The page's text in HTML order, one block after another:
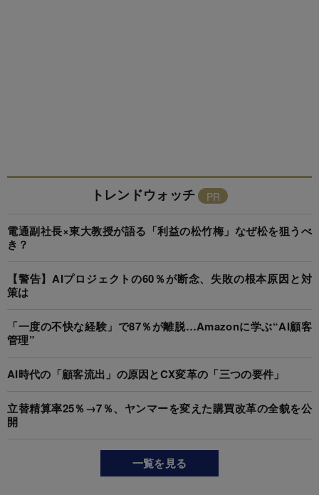
トレンドウォッチ
電通副社長×東大教授が語る「利益の松竹梅」なぜ松を狙うべ
き？
【警告】AIプロジェクトの60％が断念、失敗の根本原因と対
策は
「一度の不快な経験」で87％が離脱…Amazonに学ぶ“AI顧客
管理”
AI時代の「顧客流出」の原因とCX変革の「三つの要件」
立替精算率25％→7％、ヤンマーを変えた購買改革の全貌を公
開
一覧を見る